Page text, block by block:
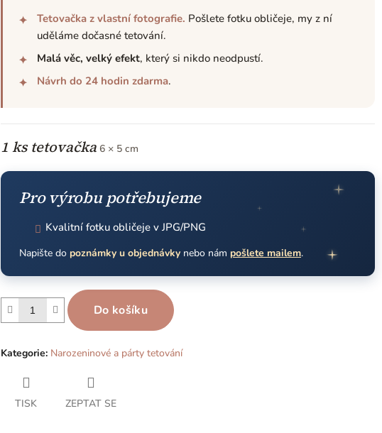
✦ Tetovačka z vlastní fotografie. Pošlete fotku obličeje, my z ní
uděláme dočasné tetování.
✦
Malá věc, velký efekt, který si nikdo neodpustí.
✦
Návrh do 24 hodin zdarma.
1 ks tetovačka 6 × 5 cm
Pro výrobu potřebujeme
Kvalitní fotku obličeje v JPG/PNG
Napište do poznámky u objednávky nebo nám pošlete mailem.
Do košíku
Kategorie: Narozeninové a párty tetování
TISK ZEPTAT SE